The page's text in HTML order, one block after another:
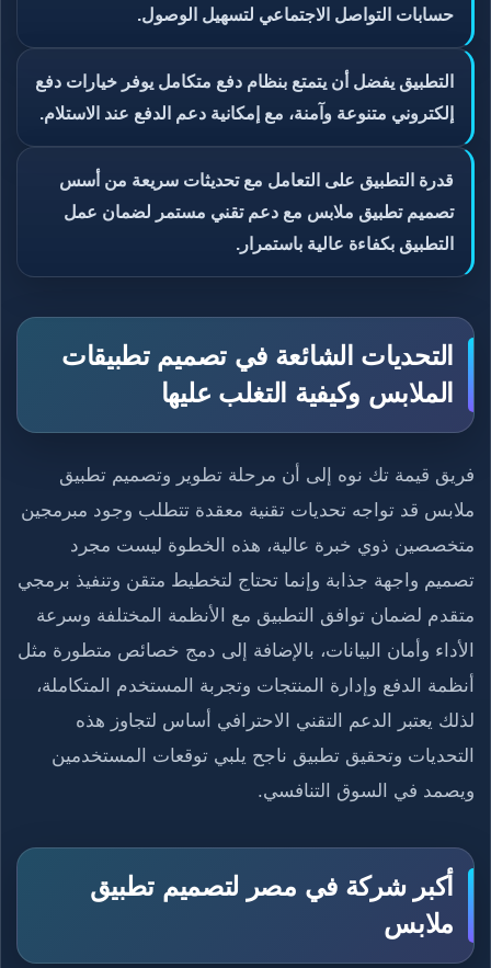
حسابات التواصل الاجتماعي لتسهيل الوصول.
التطبيق يفضل أن يتمتع بنظام دفع متكامل يوفر خيارات دفع
إلكتروني متنوعة وآمنة، مع إمكانية دعم الدفع عند الاستلام.
قدرة التطبيق على التعامل مع تحديثات سريعة من أسس
تصميم تطبيق ملابس مع دعم تقني مستمر لضمان عمل
التطبيق بكفاءة عالية باستمرار.
التحديات الشائعة في تصميم تطبيقات
الملابس وكيفية التغلب عليها
فريق قيمة تك نوه إلى أن مرحلة تطوير وتصميم تطبيق
ملابس قد تواجه تحديات تقنية معقدة تتطلب وجود مبرمجين
متخصصين ذوي خبرة عالية، هذه الخطوة ليست مجرد
تصميم واجهة جذابة وإنما تحتاج لتخطيط متقن وتنفيذ برمجي
متقدم لضمان توافق التطبيق مع الأنظمة المختلفة وسرعة
الأداء وأمان البيانات، بالإضافة إلى دمج خصائص متطورة مثل
أنظمة الدفع وإدارة المنتجات وتجربة المستخدم المتكاملة،
لذلك يعتبر الدعم التقني الاحترافي أساس لتجاوز هذه
التحديات وتحقيق تطبيق ناجح يلبي توقعات المستخدمين
ويصمد في السوق التنافسي.​
أكبر شركة في مصر لتصميم تطبيق
ملابس